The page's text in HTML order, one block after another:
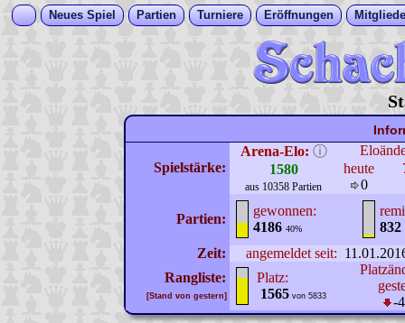
Neues Spiel Partien Turniere Eröffnungen
Spielstärke:
Arena-Elo: ⓘ
1580
aus 10358 Partien
heute
0
Partien:
gewonnen:
4186 40%
832
Zeit:
angemeldet seit:
Rangliste:
[Stand von gestern]
Platz:
1565 von 5833
-